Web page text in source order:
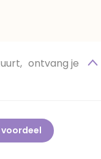
ontvang je
voordeel